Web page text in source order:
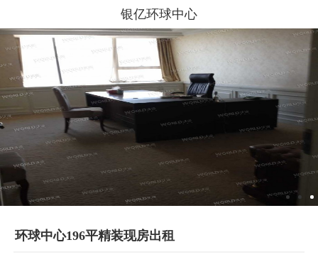
银亿环球中心
环球中心196平精装现房出租